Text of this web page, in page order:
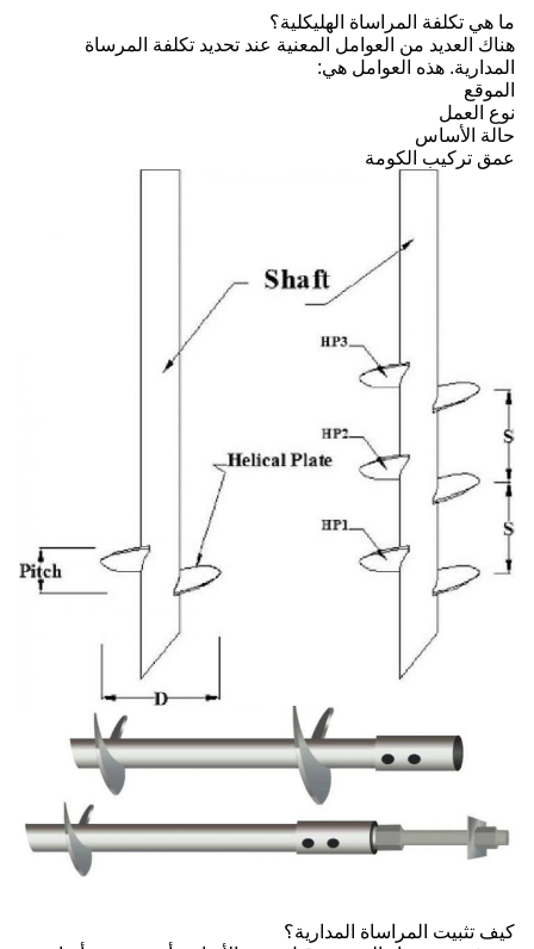
ما هي تكلفة المراساة الهليكلية؟
هناك العديد من العوامل المعنية عند تحديد تكلفة المرساة
المدارية. هذه العوامل هي:
الموقع
نوع العمل
حالة الأساس
عمق تركيب الكومة
كيف تثبيت المراساة المدارية؟